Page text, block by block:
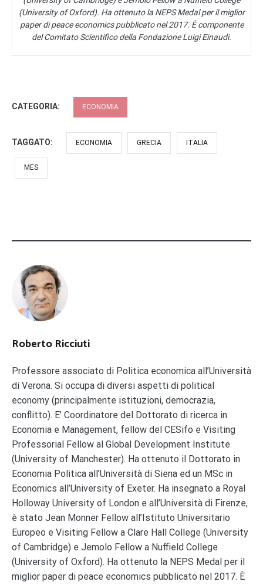
(University of Oxford). Ha ottenuto la NEPS Medal per il miglior
paper di peace economics pubblicato nel 2017. È componente
del Comitato Scientifico della Fondazione Luigi Einaudi.
CATEGORIA: ECONOMIA
TAGGATO: ECONOMIA GRECIA ITALIA
MES
Roberto Ricciuti
Professore associato di Politica economica all’Università
di Verona. Si occupa di diversi aspetti di political
economy (principalmente istituzioni, democrazia,
conflitto). E’ Coordinatore del Dottorato di ricerca in
Economia e Management, fellow del CESifo e Visiting
Professorial Fellow al Global Development Institute
(University of Manchester). Ha ottenuto il Dottorato in
Economia Politica all’Università di Siena ed un MSc in
Economics all’University of Exeter. Ha insegnato a Royal
Holloway University of London e all’Università di Firenze,
è stato Jean Monner Fellow all’Istituto Universitario
Europeo e Visiting Fellow a Clare Hall College (University
of Cambridge) e Jemolo Fellow a Nuffield College
(University of Oxford). Ha ottenuto la NEPS Medal per il
miglior paper di peace economics pubblicato nel 2017. È